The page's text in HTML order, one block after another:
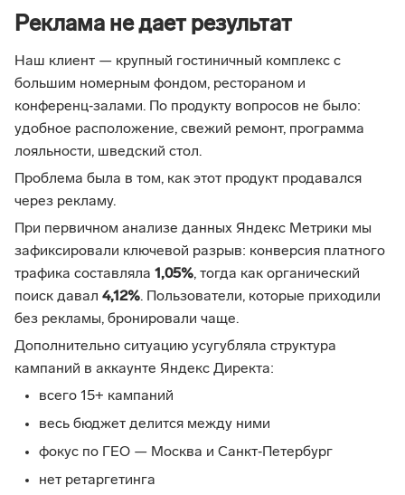
Реклама не дает результат
Наш клиент — крупный гостиничный комплекс с
большим номерным фондом, рестораном и
конференц‑залами. По продукту вопросов не было:
удобное расположение, свежий ремонт, программа
лояльности, шведский стол.
Проблема была в том, как этот продукт продавался
через рекламу.
При первичном анализе данных Яндекс Метрики мы
зафиксировали ключевой разрыв: конверсия платного
трафика составляла 1,05%, тогда как органический
поиск давал 4,12%. Пользователи, которые приходили
без рекламы, бронировали чаще.
Дополнительно ситуацию усугубляла структура
кампаний в аккаунте Яндекс Директа:
всего 15+ кампаний
весь бюджет делится между ними
фокус по ГЕО — Москва и Санкт‑Петербург
нет ретаргетинга